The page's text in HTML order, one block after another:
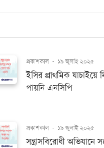
প্রকাশকাল - ১৯ জুলাই ২০২৫
ইসির প্রাথমিক যাচাইয়ে
পায়নি এনসিপি
প্রকাশকাল - ১৯ জুলাই ২০২৫
সন্ত্রাসবিরোধী অভিযানে